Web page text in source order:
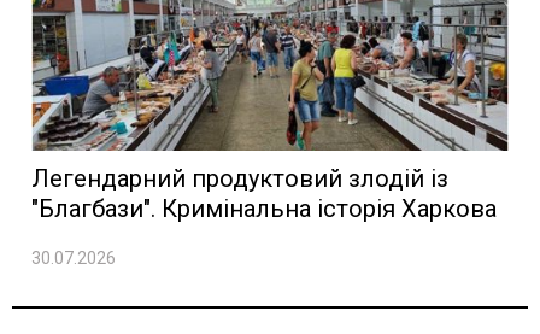
Легендарний продуктовий злодій із
"Благбази". Кримінальна історія Харкова
30.07.2026